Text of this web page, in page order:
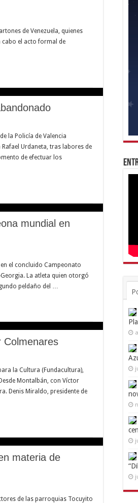
de Venezuela, quienes
cabo el acto formal de
la Policía de Valencia
Urdaneta, tras labores de
de efectuar los
mundial en
el concluido Campeonato
Georgia. La atleta quien otorgó
peldaño del …
Colmenares
la Cultura (Fundacultura),
Montalbán, con Víctor
Denis Miraldo, presidente de
materia de
de las parroquias Tocuyito